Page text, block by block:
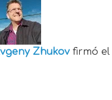
Zhukov firmó el